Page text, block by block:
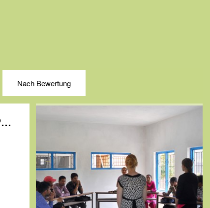
Nach Bewertung
Nepal: SIGN and SMILE- DEAF CHILDREN S SUPPORT PROJECT